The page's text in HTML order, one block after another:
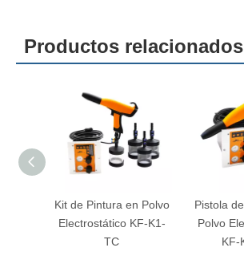
Productos relacionados
Pintura en Polvo
KF-K1-
Pistola de Pintura en
Polvo Electrostática